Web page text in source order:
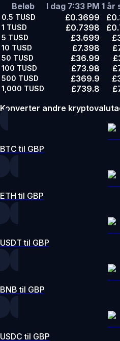
Beløb
I dag 7:33 PM 1 år
0.5 TUSD £0.3699
1 TUSD £0.7398
5 TUSD £3.699
10 TUSD £7.398
50 TUSD £36.99
100 TUSD £73.98
500 TUSD £369.9
1,000 TUSD £739.8
Konverter andre
BTC til GBP
ETH til GBP
USDT til GBP
BNB til GBP
USDC til GBP